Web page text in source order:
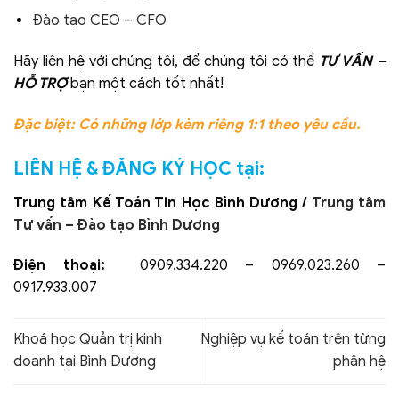
Đào tạo CEO – CFO
Hãy liên hệ với chúng tôi, để chúng tôi có thể TƯ VẤN –
HỖ TRỢbạn một cách tốt nhất!
Đặc biệt: Có những lớp kèm riêng 1:1 theo yêu cầu.
LIÊN HỆ & ĐĂNG KÝ HỌC tại:
Trung tâm Kế Toán Tin Học Bình Dương / Trung tâm
Tư vấn – Đào tạo Bình Dương
Điện thoại:
0909.334.220 – 0969.023.260 –
0917.933.007
Khoá học Quản trị kinh
doanh tại Bình Dương
Nghiệp vụ kế toán trên từng
phân hệ